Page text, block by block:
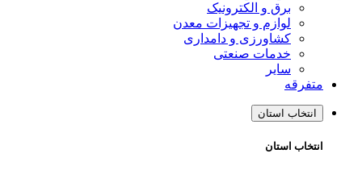
برق و الکترونیک
لوازم و تجهیزات معدن
کشاورزی و دامداری
خدمات صنعتی
سایر
متفرقه
انتخاب استان
انتخاب استان